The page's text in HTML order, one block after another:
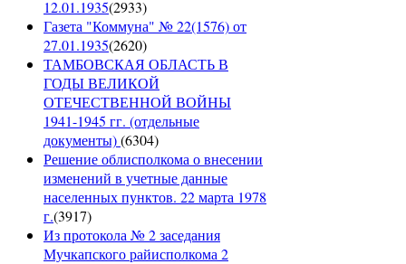
12.01.1935(2933)
Газета "Коммуна" № 22(1576) от
27.01.1935(2620)
ТАМБОВСКАЯ ОБЛАСТЬ В
ГОДЫ ВЕЛИКОЙ
ОТЕЧЕСТВЕННОЙ ВОЙНЫ
1941-1945 гг. (отдельные
документы)(6304)
Решение облисполкома о внесении
изменений в учетные данные
населенных пунктов. 22 марта 1978
г.(3917)
Из протокола № 2 заседания
Мучкапского райисполкома 2